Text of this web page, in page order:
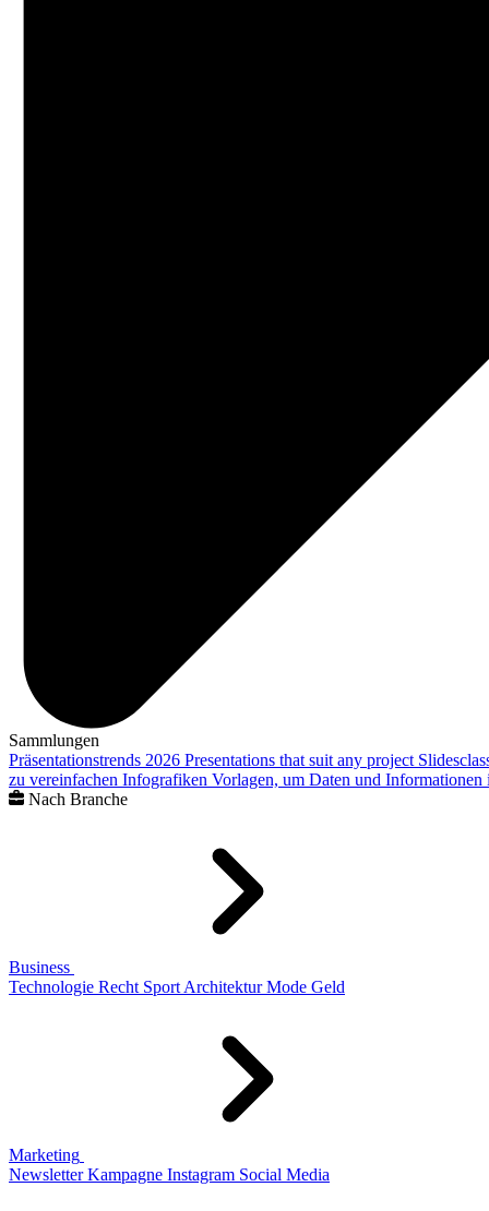
Sammlungen
Präsentationstrends 2026 Presentations that suit any project
zu vereinfachen Infografiken Vorlagen, um Daten und
Nach Branche
Business
Technologie Recht Sport Architektur Mode Geld
Marketing
Newsletter Kampagne Instagram Social Media